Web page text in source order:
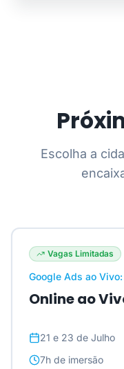
Escolha a
Vagas Limitadas
Google Ads ao
Online ao
21 e 23 de Julho
7h de imersão